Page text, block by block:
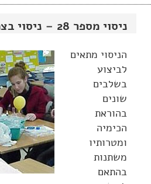
ניסוי מספר 28 – ניסוי בצמד מבחנות
הניסוי מתאים
לביצוע
בשלבים
שונים
בהוראת
הכימיה
ומטרותיו
משתנות
בהתאם